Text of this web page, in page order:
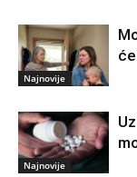
Najnovije
Najnovije